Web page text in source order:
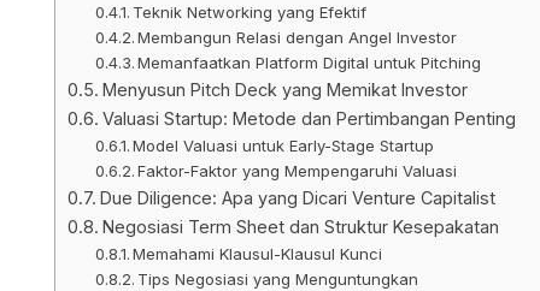
Teknik Networking yang Efektif
Membangun Relasi dengan Angel Investor
Memanfaatkan Platform Digital untuk Pitching
Menyusun Pitch Deck yang Memikat Investor
Valuasi Startup: Metode dan Pertimbangan Penting
Model Valuasi untuk Early-Stage Startup
Faktor-Faktor yang Mempengaruhi Valuasi
Due Diligence: Apa yang Dicari Venture Capitalist
Negosiasi Term Sheet dan Struktur Kesepakatan
Memahami Klausul-Klausul Kunci
Tips Negosiasi yang Menguntungkan